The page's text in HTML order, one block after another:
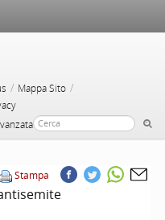
/ Mappa Sito /
Stampa